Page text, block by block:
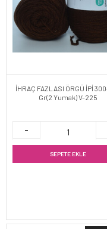
İHRAÇ FAZLASI ÖRGÜ İPİ
Gr(2 Yumak) V-225
SEPETE EKLE